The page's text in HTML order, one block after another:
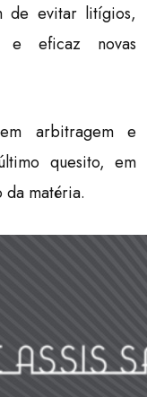
de evitar litígios,
e eficaz novas
arbitragem e
quesito, em
da matéria.